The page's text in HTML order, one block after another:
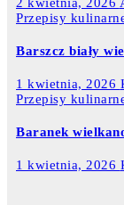
2 kwietnia, 2026
Przepisy
Barszcz biały
1 kwietnia, 2026
Przepisy
Baranek
1 kwietnia, 2026